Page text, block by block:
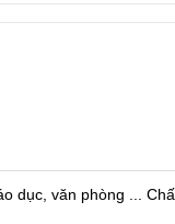
dục, văn phòng ...